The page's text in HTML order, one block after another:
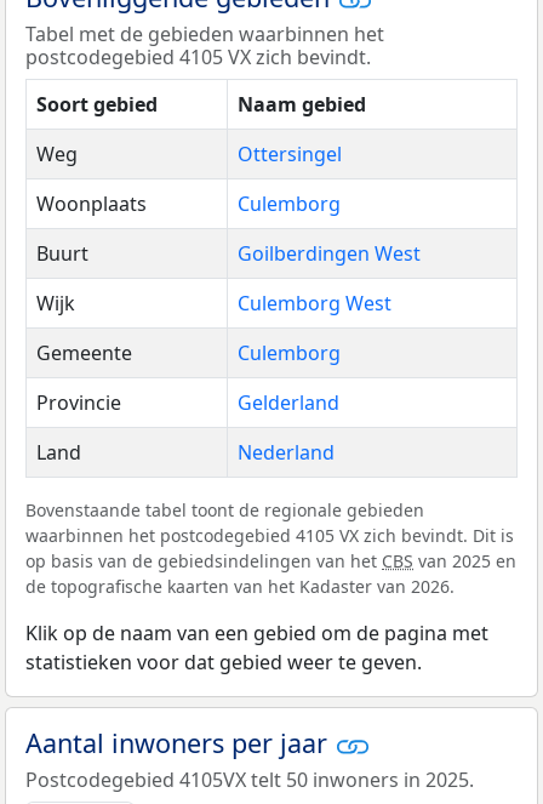
Tabel met de gebieden waarbinnen het
postcodegebied 4105 VX zich bevindt.
Soort gebied
Naam gebied
Weg
Ottersingel
Woonplaats
Culemborg
Buurt
Goilberdingen West
Wijk
Culemborg West
Gemeente
Culemborg
Provincie
Gelderland
Land
Nederland
Bovenstaande tabel toont de regionale gebieden
waarbinnen het postcodegebied 4105 VX zich bevindt. Dit is
op basis van de gebiedsindelingen van het CBS van 2025 en
de topografische kaarten van het Kadaster van 2026.
Klik op de naam van een gebied om de pagina met
statistieken voor dat gebied weer te geven.
Aantal inwoners per jaar
Postcodegebied 4105VX telt 50 inwoners in 2025.